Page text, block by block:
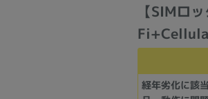
【SIMロ
経年劣化に該